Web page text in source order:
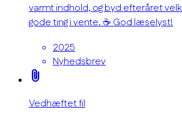
varmt indhold, og byd efteråret
gode ting i vente. ☕ God læselyst!
2025
Nyhedsbrev
attach_file
Vedhæftet fil